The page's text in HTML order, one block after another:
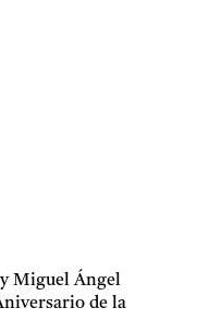
Miguel Ángel
de la